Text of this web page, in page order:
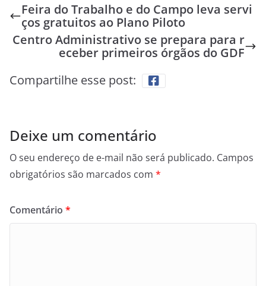
Feira do Trabalho e do Campo leva servi
ços gratuitos ao Plano Piloto
Centro Administrativo se prepara para r
eceber primeiros órgãos do GDF
Compartilhe esse post:
Deixe um comentário
O seu endereço de e-mail não será publicado. Campos
obrigatórios são marcados com *
Comentário *